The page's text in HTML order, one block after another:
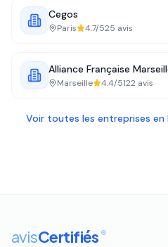
Cegos
Paris 4.7/525 avis
Alliance Française
Marseille 4.4/5122 avis
Voir toutes les entreprises en
avisCertifiés ®